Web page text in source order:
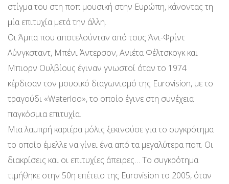
στίγμα του στη ποπ μουσική στην Ευρώπη, κάνοντας τη
μία επιτυχία μετά την άλλη.
Οι Άμπα που αποτελούνταν από τους Άνι-Φρίντ
Λύνγκσταντ, Μπένι Άντερσον, Ανιέτα Φέλτσκογκ και
Μπιορν Ουλβίους έγιναν γνωστοί όταν το 1974
κέρδισαν τον μουσικό διαγωνισμό της Eurovision, με το
τραγούδι «Waterloo», το οποίο έγινε στη συνέχεια
παγκόσμια επιτυχία.
Μια λαμπρή καριέρα μόλις ξεκινούσε για το συγκρότημα
το οποίο έμελλε να γίνει ένα από τα μεγαλύτερα ποπ. Οι
διακρίσεις και οι επιτυχίες άπειρες… Το συγκρότημα
τιμήθηκε στην 50η επέτειο της Eurovision το 2005, όταν